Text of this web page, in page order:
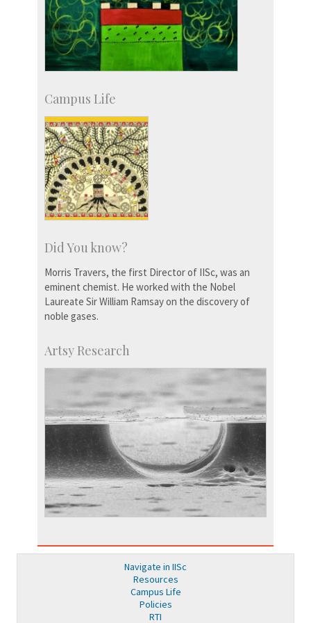
Campus Life
Did You know?
Morris Travers, the first Director of IISc, was an
eminent chemist. He worked with the Nobel
Laureate Sir William Ramsay on the discovery of
noble gases.
Artsy Research
Navigate in IISc
Resources
Campus Life
Policies
RTI